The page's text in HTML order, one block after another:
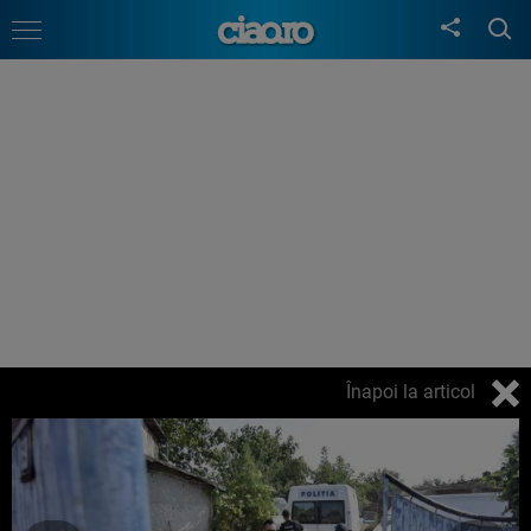
Înapoi la articol